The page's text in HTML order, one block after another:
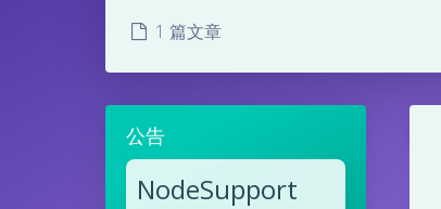
1 篇文章
公告
NodeSupport